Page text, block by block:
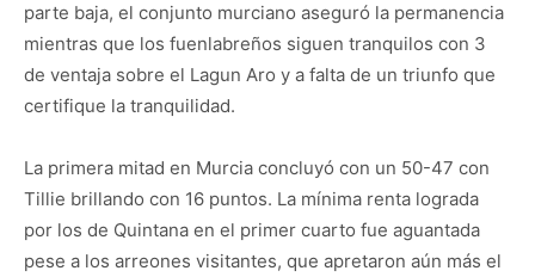
parte baja, el conjunto murciano aseguró la permanencia
mientras que los fuenlabreños siguen tranquilos con 3
de ventaja sobre el Lagun Aro y a falta de un triunfo que
certifique la tranquilidad.
La primera mitad en Murcia concluyó con un 50-47 con
Tillie brillando con 16 puntos. La mínima renta lograda
por los de Quintana en el primer cuarto fue aguantada
pese a los arreones visitantes, que apretaron aún más el